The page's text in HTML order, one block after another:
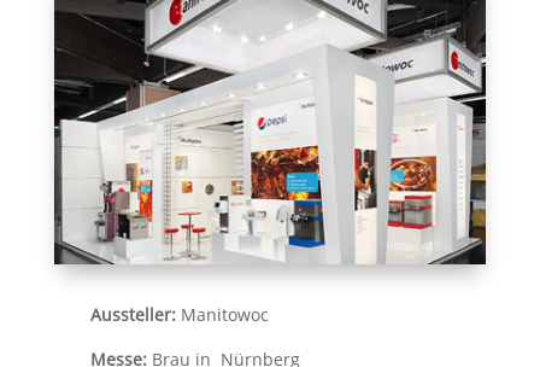
Aussteller: Manitowoc
Messe: Brau in Nürnberg